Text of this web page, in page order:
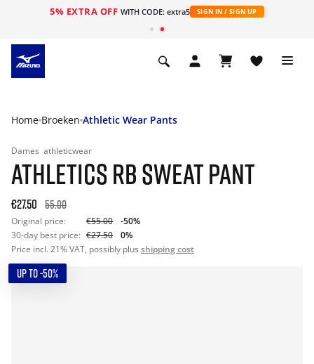
5% EXTRA OFF WITH CODE: extra5 SIGN IN / SIGN UP
Home Broeken Athletic Wear Pants
Dames athleticwear
ATHLETICS RB SWEAT PANT
€27.50 55.00
Original price: €55.00
-50%
30-day best price: €27.50
0%
Price incl. 21% VAT, possibly plus shipping cost
UP TO -50%